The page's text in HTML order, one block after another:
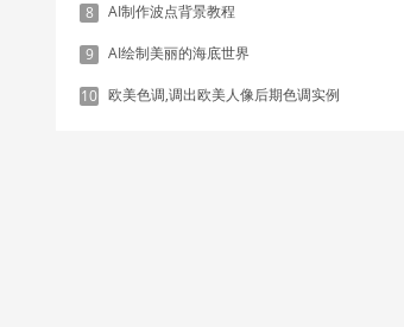
8 AI制作波点背景教程
9 AI绘制美丽的海底世界
10 欧美色调,调出欧美人像后期色调实例